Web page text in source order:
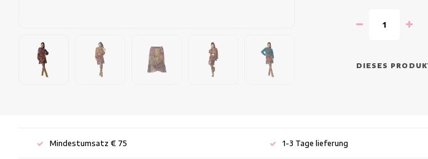
DIESES
Mindestumsatz € 75 1-3 Tage lieferung